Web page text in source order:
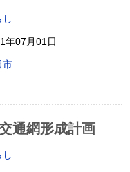
し
年07月01日
市
通網形成計画
し